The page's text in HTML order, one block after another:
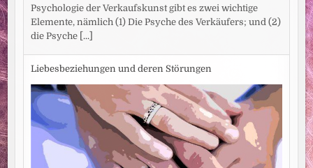
Psychologie der Verkaufskunst gibt es zwei wichtige
Elemente, nämlich (1) Die Psyche des Verkäufers; und (2)
die Psyche [...]
Liebesbeziehungen und deren Störungen